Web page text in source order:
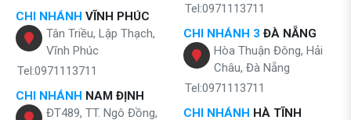
CHI NHÁNH VĨNH PHÚC
Tân Triều, Lập Thạch,
Vĩnh Phúc
Tel:0971113711
CHI NHÁNH NAM ĐỊNH
ĐT489, TT. Ngô Đồng,
Tel:0971113711
CHI NHÁNH 3 ĐÀ NẴNG
Hòa Thuận Đông, Hải
Châu, Đà Nẵng
Tel:0971113711
CHI NHÁNH HÀ TĨNH